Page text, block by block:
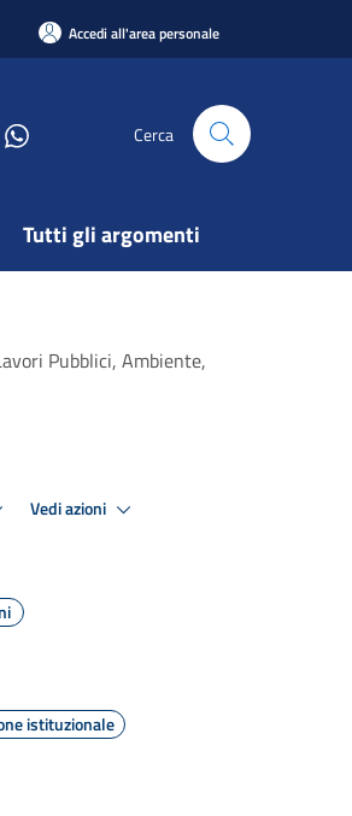
Accedi all'area personale
Cerca
Tutti gli argomenti
Pubblici, Ambiente,
Vedi azioni
istituzionale